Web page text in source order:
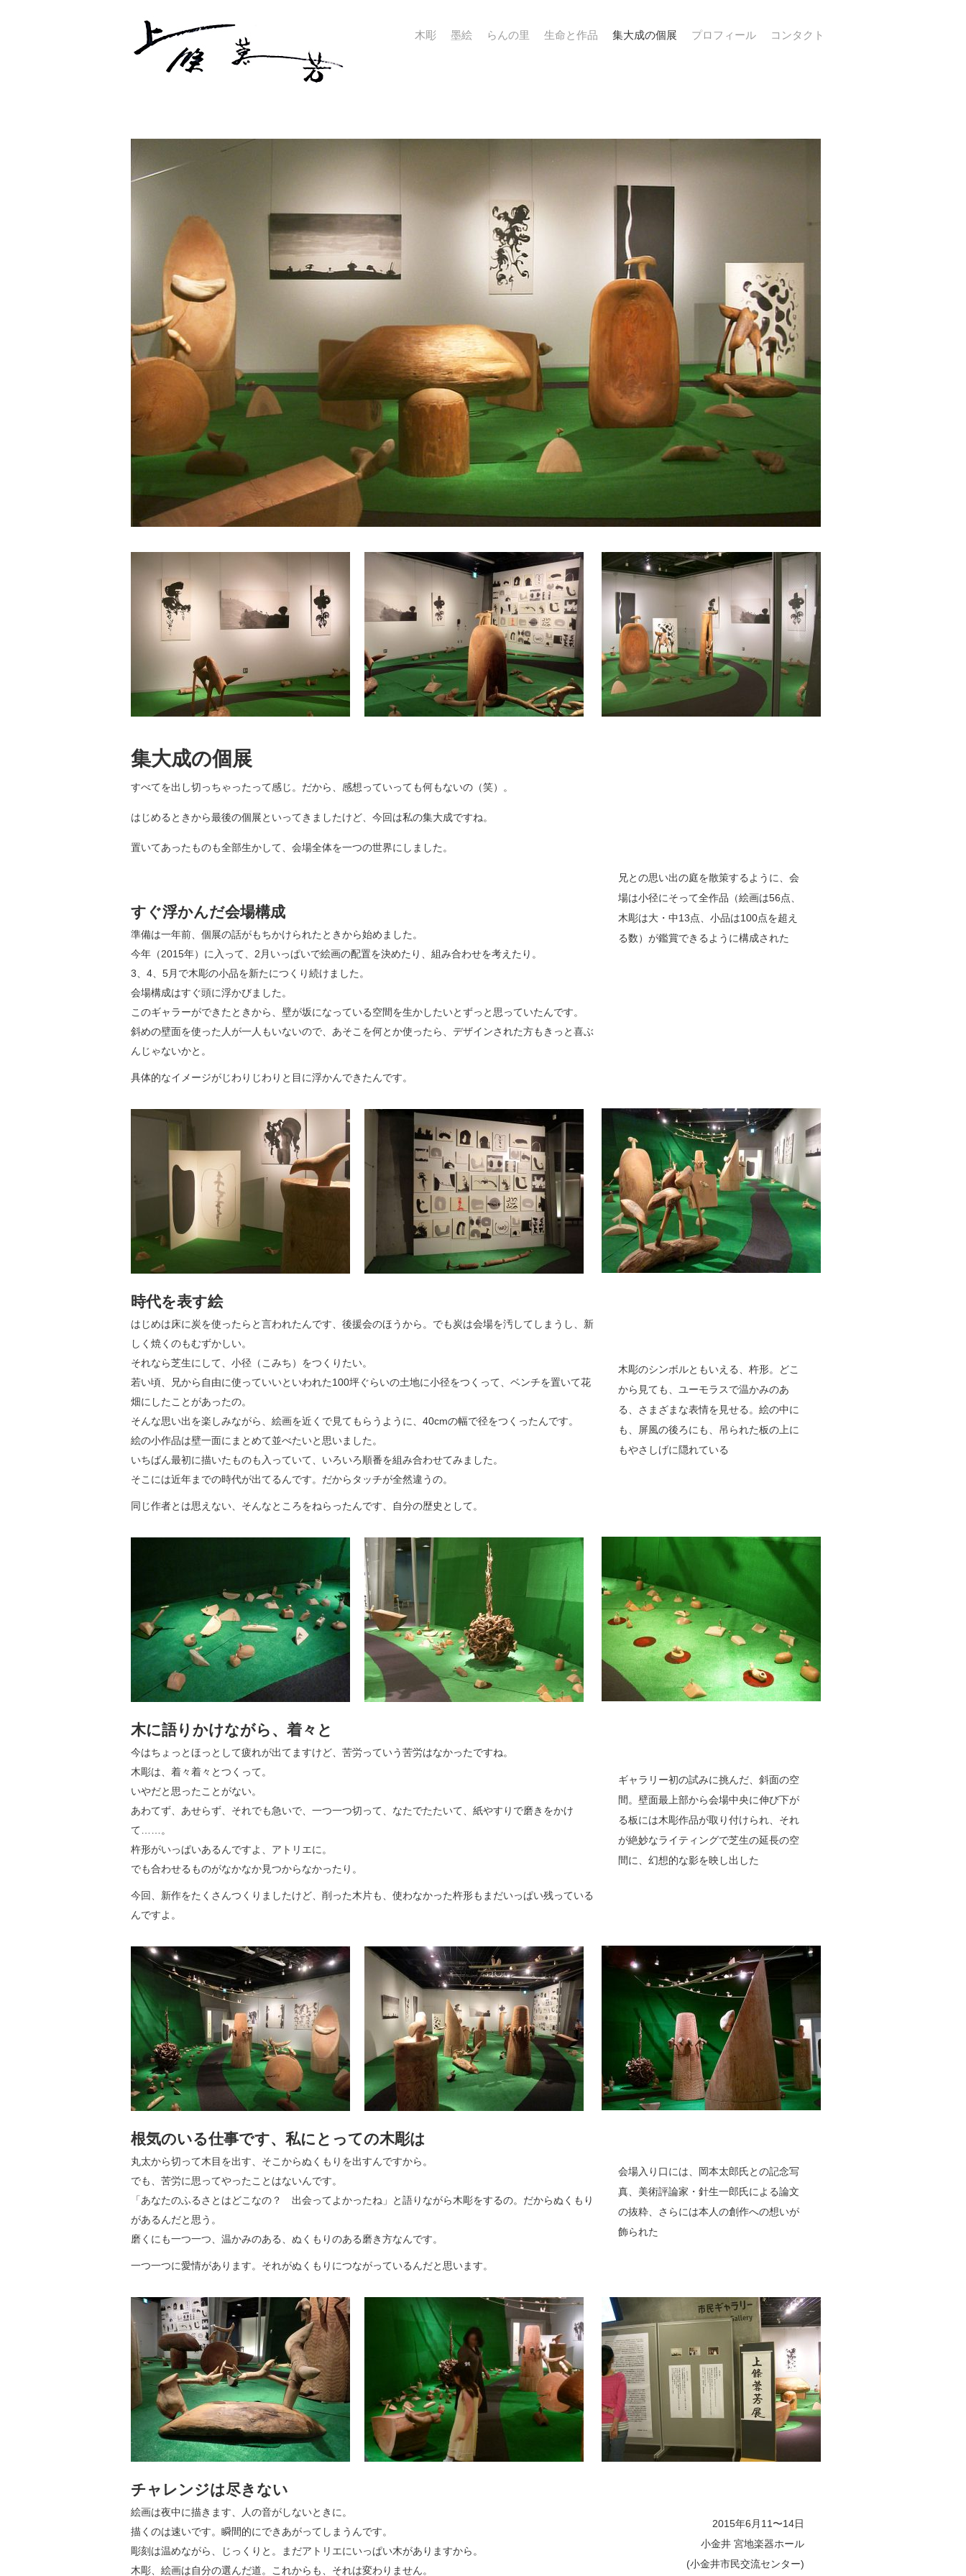
木彫 墨絵 らんの里 生命と作品 集大成の個展 プロフィール コンタクト
集大成の個展
すべてを出し切っちゃったって感じ。だから、感想っていっても何もないの（笑）。
はじめるときから最後の個展といってきましたけど、今回は私の集大成ですね。
置いてあったものも全部生かして、会場全体を一つの世界にしました。
すぐ浮かんだ会場構成
準備は一年前、個展の話がもちかけられたときから始めました。
今年（2015年）に入って、2月いっぱいで絵画の配置を決めたり、組み合わせを考えたり。
3、4、5月で木彫の小品を新たにつくり続けました。
会場構成はすぐ頭に浮かびました。
このギャラーができたときから、壁が坂になっている空間を生かしたいとずっと思っていたんです。
斜めの壁面を使った人が一人もいないので、あそこを何とか使ったら、デザインされた方もきっと喜ぶ
んじゃないかと。
具体的なイメージがじわりじわりと目に浮かんできたんです。
時代を表す絵
はじめは床に炭を使ったらと言われたんです、後援会のほうから。でも炭は会場を汚してしまうし、新
しく焼くのもむずかしい。
それなら芝生にして、小径（こみち）をつくりたい。
若い頃、兄から自由に使っていいといわれた100坪ぐらいの土地に小径をつくって、ベンチを置いて花
畑にしたことがあったの。
そんな思い出を楽しみながら、絵画を近くで見てもらうように、40cmの幅で径をつくったんです。
絵の小作品は壁一面にまとめて並べたいと思いました。
いちばん最初に描いたものも入っていて、いろいろ順番を組み合わせてみました。
そこには近年までの時代が出てるんです。だからタッチが全然違うの。
同じ作者とは思えない、そんなところをねらったんです、自分の歴史として。
木に語りかけながら、着々と
今はちょっとほっとして疲れが出てますけど、苦労っていう苦労はなかったですね。
木彫は、着々着々とつくって。
いやだと思ったことがない。
あわてず、あせらず、それでも急いで、一つ一つ切って、なたでたたいて、紙やすりで磨きをかけ
て……。
杵形がいっぱいあるんですよ、アトリエに。
でも合わせるものがなかなか見つからなかったり。
今回、新作をたくさんつくりましたけど、削った木片も、使わなかった杵形もまだいっぱい残っている
んですよ。
根気のいる仕事です、私にとっての木彫は
丸太から切って木目を出す、そこからぬくもりを出すんですから。
でも、苦労に思ってやったことはないんです。
「あなたのふるさとはどこなの？ 出会ってよかったね」と語りながら木彫をするの。だからぬくもり
があるんだと思う。
磨くにも一つ一つ、温かみのある、ぬくもりのある磨き方なんです。
一つ一つに愛情があります。それがぬくもりにつながっているんだと思います。
チャレンジは尽きない
絵画は夜中に描きます、人の音がしないときに。
描くのは速いです。瞬間的にできあがってしまうんです。
彫刻は温めながら、じっくりと。まだアトリエにいっぱい木がありますから。
木彫、絵画は自分の選んだ道。これからも、それは変わりません。
兄との思い出の庭を散策するように、会
場は小径にそって全作品（絵画は56点、
木彫は大・中13点、小品は100点を超え
る数）が鑑賞できるように構成された
木彫のシンボルともいえる、杵形。どこ
から見ても、ユーモラスで温かみのあ
る、さまざまな表情を見せる。絵の中に
も、屏風の後ろにも、吊られた板の上に
もやさしげに隠れている
ギャラリー初の試みに挑んだ、斜面の空
間。壁面最上部から会場中央に伸び下が
る板には木彫作品が取り付けられ、それ
が絶妙なライティングで芝生の延長の空
間に、幻想的な影を映し出した
会場入り口には、岡本太郎氏との記念写
真、美術評論家・針生一郎氏による論文
の抜粋、さらには本人の創作への想いが
飾られた
2015年6月11〜14日
小金井 宮地楽器ホール
(小金井市民交流センター)